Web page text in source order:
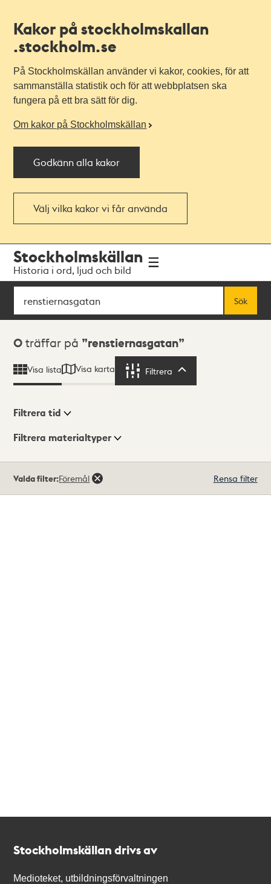
Kakor på stockholmskallan
.stockholm.se
På Stockholmskällan använder vi kakor, cookies, för att
sammanställa statistik och för att webbplatsen ska
fungera på ett bra sätt för dig.
Om kakor på Stockholmskällan
Godkänn alla kakor
Välj vilka kakor vi får använda
navigationen
huvudinnehållet
Stockholmskällan
Historia i ord, ljud och bild
Sök
Sök
Sökresultat
0 träffar på renstiernasgatan
Visa lista Visa karta Filtrera
Visningsläge
Filtrera tid
Filtrera materialtyper
träffar
Valda filter:Föremål Rensa filter
Stockholmskällan drivs av
Medioteket, utbildningsförvaltningen